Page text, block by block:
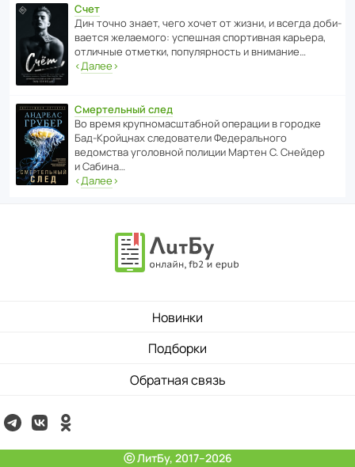
Счет
Дин точно знает, чего хочет от жизни, и всегда доби­
ва­ется жела­е­мого: успе­шная спор­ти­вная карьера,
отли­чные отметки, попу­ля­р­ность и внимание…
‹Далее›
Смертельный след
Во время круп­но­мас­ш­та­бной операции в городке
Бад‑Крой­цнах следо­ва­тели Феде­раль­ного
ведомства уголо­вной полиции Мартен С. Снейдер
и Сабина…
‹Далее›
Новинки
Подборки
Обратная связь
ⓒ ЛитБу, 2017–2026